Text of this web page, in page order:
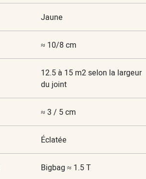
Jaune
≈ 10/8 cm
12.5 à 15 m2 selon la largeur
du joint
≈ 3 / 5 cm
Éclatée
Bigbag ≈ 1.5 T